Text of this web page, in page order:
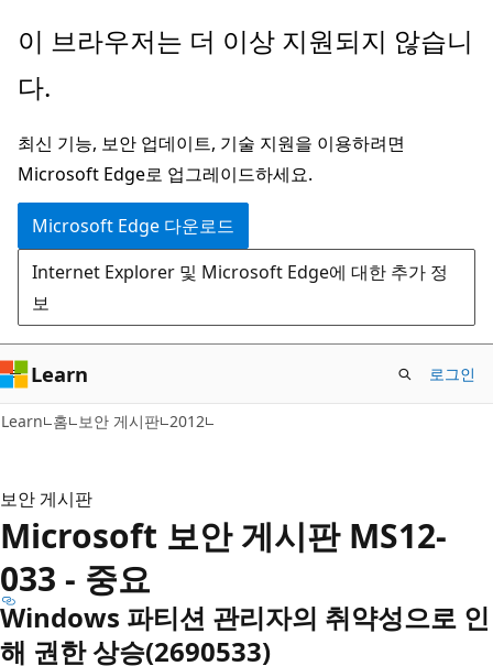
주
콘
츠
로
건
너
뛰
기
이 브라우저는 더 이상 지원되지 않습니
다.
최신 기능, 보안 업데이트, 기술 지원을 이용하려면
Microsoft Edge로 업그레이드하세요.
Microsoft Edge 다운로드
Internet Explorer 및 Microsoft Edge에 대한 추가 정
보
Learn 로그인
Learn 홈 보안 게시판 2012
보안 게시판
Microsoft 보안 게시판 MS12-
033 - 중요
Windows 파티션 관리자의 취약성으로 인
해 권한 상승(2690533)